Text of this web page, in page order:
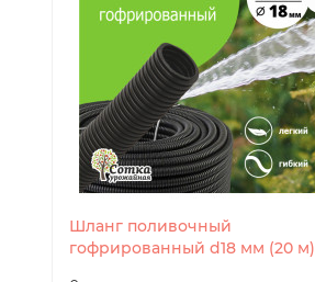
Шланг поливочный
гофрированный d18 мм (20 м)